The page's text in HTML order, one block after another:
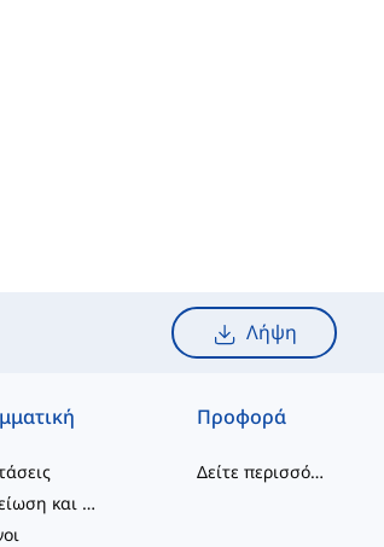
Λήψη
Σημείωση και Ορθογραφία
Προφορά
Δείτε περισσότερα